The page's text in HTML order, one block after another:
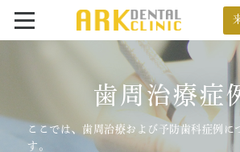
番町オフィス
BANCHO OFFICE
03-5212-
歯周治療症
ここでは、歯周治療および予防歯科症例に
す。